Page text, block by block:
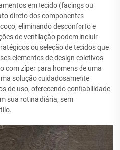
em tecido (facings ou
direto dos componentes
eliminando desconforto e
de ventilação podem incluir
ou seleção de tecidos que
elementos de design coletivos
com zíper para homens de uma
solução cuidadosamente
de uso, oferecendo confiabilidade
sua rotina diária, sem